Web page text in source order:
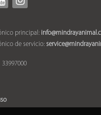
principal:
de servicio:
33997000